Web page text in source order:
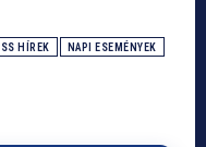
HÍREK NAPI ESEMÉNYEK